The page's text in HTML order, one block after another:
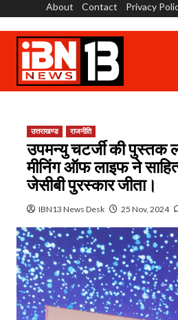
content
About Contact Privacy
उत्तराखण्ड राजनीति
उपमन्यु चटर्जी की पुस्तक
मीनिंग ऑफ लाइफ ने
जेसीबी पुरस्कार जीता।
IBN13 News Desk 25 Nov, 2024